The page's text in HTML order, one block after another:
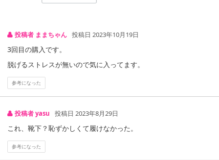
投稿者 ままちゃん 投稿日 2023年10月19日
3回目の購入です。
脱げるストレスが無いので気に入ってます。
参考になった
投稿者 yasu 投稿日 2023年8月29日
これ、靴下？恥ずかしくて履けなかった。
参考になった